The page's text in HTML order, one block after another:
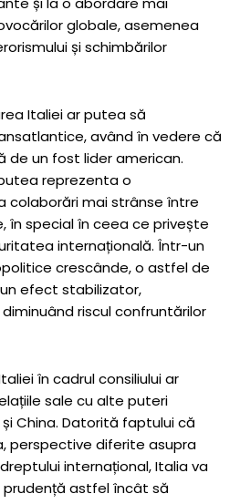
globale, asemenea
și schimbărilor
Italiei ar putea să
având în vedere că
de un fost lider american.
reprezenta o
colaborări mai strânse între
în special în ceea ce privește
internațională. Într-un
crescânde, o astfel de
efect stabilizator,
riscul confruntărilor
în cadrul consiliului ar
sale cu alte puteri
China. Datorită faptului că
perspective diferite asupra
internațional, Italia va
astfel încât să